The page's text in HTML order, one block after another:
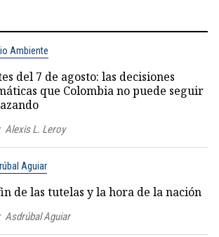
Ambiente
del 7 de agosto: las decisiones
que Colombia no puede seguir
Alexis L. Leroy
Aguiar
de las tutelas y la hora de la nación
Asdrúbal Aguiar